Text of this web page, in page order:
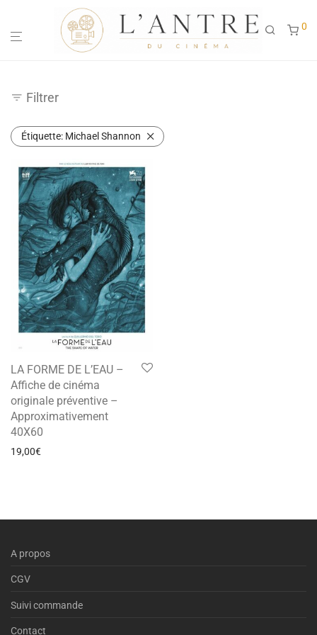
0
Filtrer
Étiquette: Michael Shannon
LA FORME DE L’EAU –
Affiche de cinéma
originale préventive –
Approximativement
40X60
19,00€
A propos
CGV
Suivi commande
Contact